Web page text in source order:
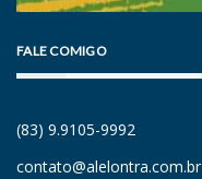
FALE COMIGO
(83) 9.9105-9992
contato@alelontra.com.br